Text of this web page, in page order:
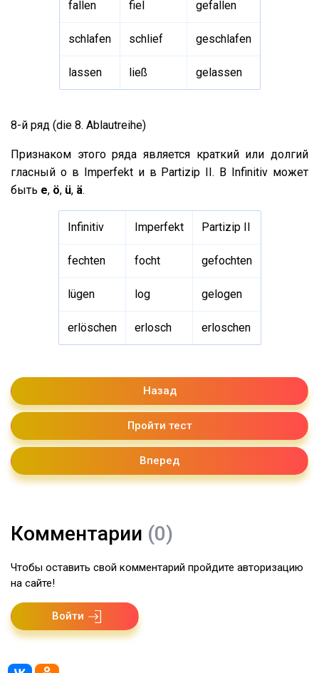
fallen fiel gefallen
schlafen schlief geschlafen
lassen ließ gelassen
8-й ряд (die 8. Ablautreihe)
Признаком этого ряда является краткий или долгий
гласный о в Imperfekt и в Partizip II. В Infinitiv может
быть е, ö, ü, ä.
Infinitiv Imperfekt Partizip II
fechten focht gefochten
lügen log gelogen
erlöschen erlosch erloschen
Назад
Пройти тест
Вперед
Комментарии (0)
Чтобы оставить свой комментарий пройдите авторизацию
на сайте!
Войти